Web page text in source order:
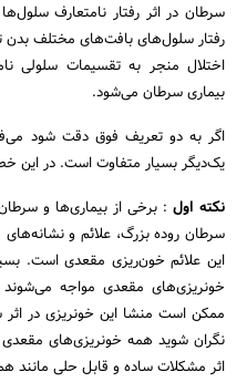
سرطان در اثر رفتار نامتعارف
رفتار سلول‌های بافت‌های مختلف بدن
اختلال منجر به تقسیمات سلولی
بیماری سرطان می‌شود.
اگر به دو تعریف فوق دقت شود
یک‌دیگر بسیار متفاوت است. در
نکته اول : برخی از بیماری‌ها و
سرطان روده بزرگ، علائم و نشانه‌های
این علائم خون‌ریزی مقعدی است.
خونریزی‌های مقعدی مواجه
ممکن است منشا این خونریزی در
نگران شوید همه خونریزی‌های
اثر مشکلات ساده و قابل حلی مانند